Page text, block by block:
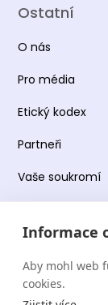
Informace
Aby mohl web
cookies.
Ostatní
O nás
Pro média
Etický kodex
Partneři
Vaše soukromí
Obchodní
Podmínky